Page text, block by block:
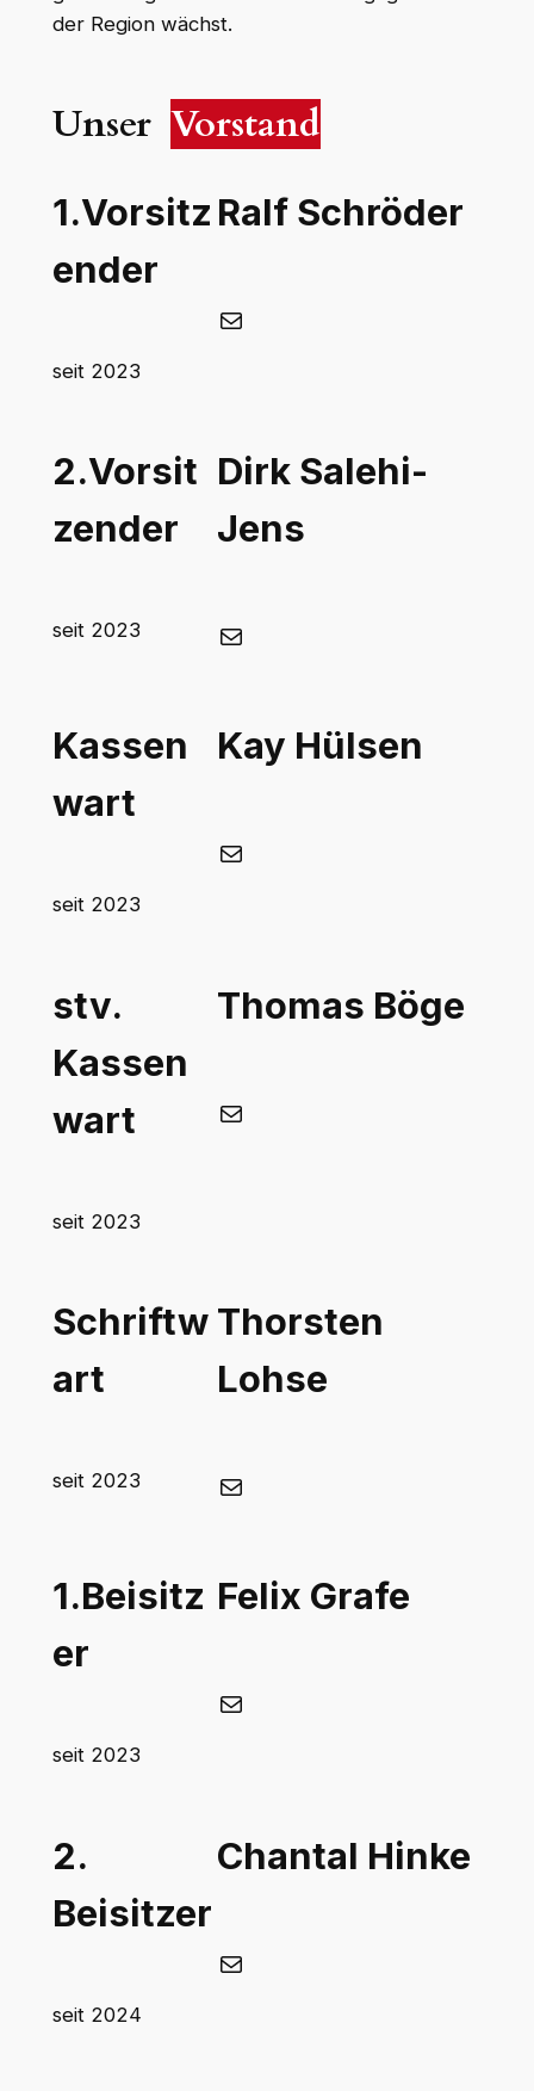
der Region wächst.
Unser Vorstand
1.Vorsitz
ender
seit 2023
Ralf Schröder
E-Mail
2.Vorsit
zender
seit 2023
Dirk Salehi-
Jens
E-Mail
Kassen
wart
seit 2023
Kay Hülsen
E-Mail
stv.
Kassen
wart
seit 2023
Thomas Böge
E-Mail
Schriftw
art
seit 2023
Thorsten
Lohse
E-Mail
1.Beisitz
er
seit 2023
Felix Grafe
E-Mail
2.
Beisitzer
seit 2024
Chantal Hinke
E-Mail